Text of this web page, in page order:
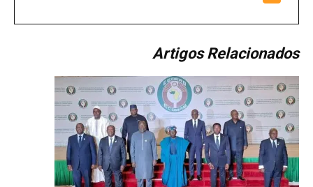
Artigos Relacionados